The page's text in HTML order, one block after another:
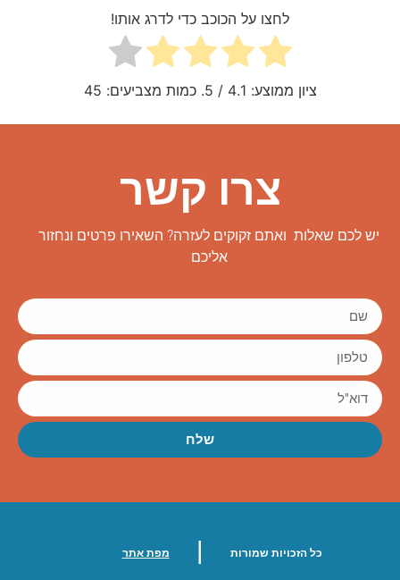
לחצו על הכוכב כדי לדרג אותו!
ציון ממוצע: 4.1 / 5. כמות מצביעים: 45
צרו קשר
יש לכם שאלות ואתם זקוקים לעזרה? השאירו פרטים ונחזור
אליכם
שלח
כל הזכויות שמורות | מפת אתר